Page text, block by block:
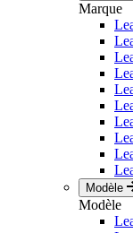
Marque
Modèle
Modèle